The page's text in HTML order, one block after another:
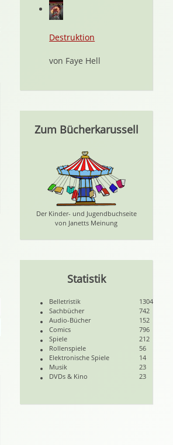
Destruktion
von Faye Hell
Zum Bücherkarussell
Der Kinder- und Jugendbuchseite
von Janetts Meinung
Statistik
Belletristik
1304
Sachbücher
742
Audio-Bücher
152
Comics
796
Spiele
212
Rollenspiele
56
Elektronische Spiele
14
Musik
23
DVDs & Kino
23